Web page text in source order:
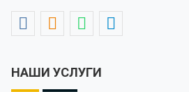
НАШИ УСЛУГИ